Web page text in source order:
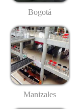
Bogotá
Manizales